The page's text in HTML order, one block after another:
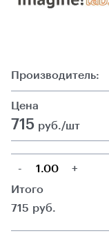
Производитель:
Цена
715 руб./шт
- +
Итого
715 руб.